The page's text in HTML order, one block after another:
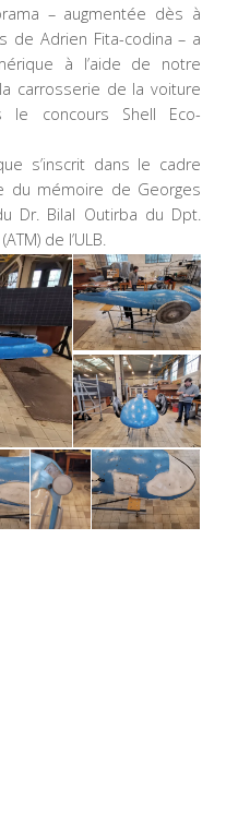
– augmentée dès à
de Adrien Fita-codina – a
à l’aide de notre
carrosserie de la voiture
le concours Shell Eco-
s’inscrit dans le cadre
du mémoire de Georges
Dr. Bilal Outirba du Dpt.
de l’ULB.